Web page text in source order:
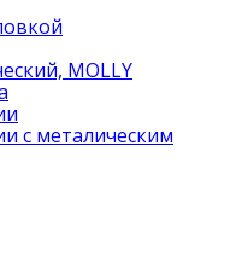
MOLLY
с металическим